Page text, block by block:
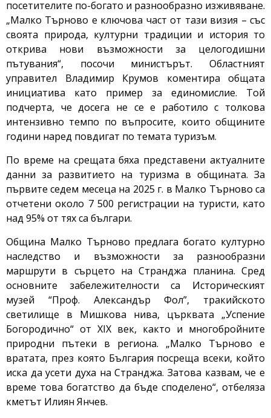
посетителите по-богато и разнообразно изживяване.
„Малко Търново е ключова част от тази визия – със
своята природа, културни традиции и история то
открива нови възможности за целогодишни
пътувания“, посочи министърът. Областният
управител Владимир Крумов коментира общата
инициатива като пример за единомислие. Той
подчерта, че досега не се е работило с толкова
интензивно темпо по въпросите, които общините
години наред повдигат по темата туризъм.
По време на срещата бяха представени актуалните
данни за развитието на туризма в общината. За
първите седем месеца на 2025 г. в Малко Търново са
отчетени около 7 500 регистрации на туристи, като
над 95% от тях са българи.
Община Малко Търново предлага богато културно
наследство и възможности за разнообразни
маршрути в сърцето на Странджа планина. Сред
основните забележителности са Историческият
музей “Проф. Александър Фол”, тракийското
светилище в Мишкова нива, църквата „Успение
Богородично“ от XIX век, както и многобройните
природни пътеки в региона. „Малко Търново е
вратата, през която България посреща всеки, който
иска да усети духа на Странджа. Затова казвам, че е
време това богатство да бъде споделено“, отбеляза
кметът Илиян Янчев.